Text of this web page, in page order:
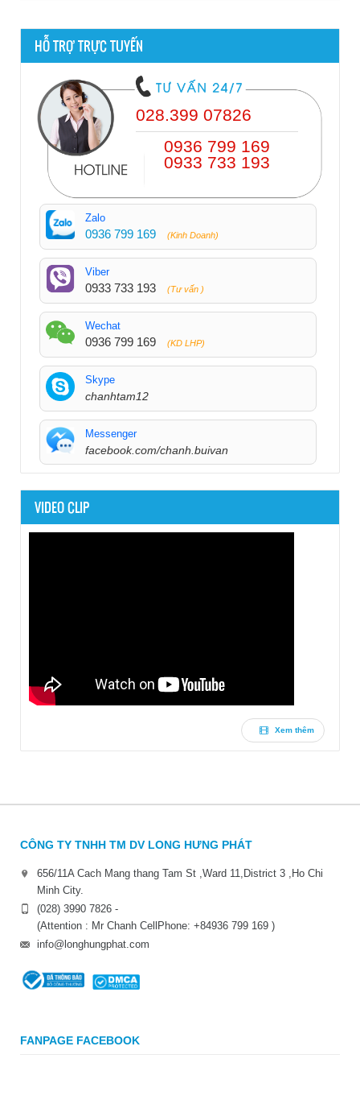
HỖ TRỢ TRỰC TUYẾN
028.399 07826
0936 799 169
0933 733 193
Zalo
0936 799 169 (Kinh Doanh)
Viber
0933 733 193 (Tư vấn )
Wechat
0936 799 169 (KD LHP)
Skype
chanhtam12
Messenger
facebook.com/chanh.buivan
VIDEO CLIP
Xem thêm
CÔNG TY TNHH TM DV LONG HƯNG PHÁT
656/11A Cach Mang thang Tam St ,Ward 11,District 3 ,Ho Chi
Minh City.
(028) 3990 7826 -
(Attention : Mr Chanh CellPhone: +84936 799 169 )
info@longhungphat.com
FANPAGE FACEBOOK